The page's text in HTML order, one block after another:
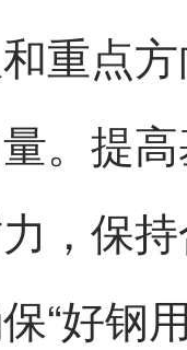
重点
。提
，保
“好钢